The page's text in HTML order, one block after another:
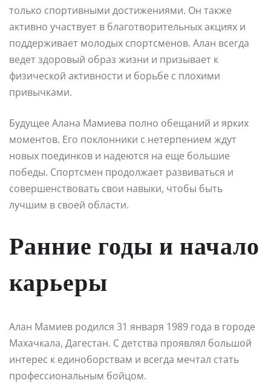
только спортивными достижениями. Он также
активно участвует в благотворительных акциях и
поддерживает молодых спортсменов. Алан всегда
ведет здоровый образ жизни и призывает к
физической активности и борьбе с плохими
привычками.
Будущее Алана Мамиева полно обещаний и ярких
моментов. Его поклонники с нетерпением ждут
новых поединков и надеются на еще большие
победы. Спортсмен продолжает развиваться и
совершенствовать свои навыки, чтобы быть
лучшим в своей области.
Ранние годы и начало
карьеры
Алан Мамиев родился 31 января 1989 года в городе
Махачкала, Дагестан. С детства проявлял большой
интерес к единоборствам и всегда мечтал стать
профессиональным бойцом.